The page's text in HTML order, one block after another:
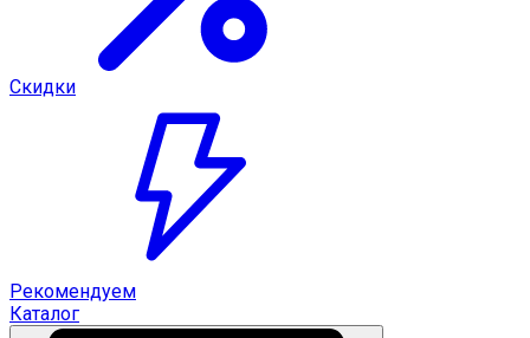
Скидки
Рекомендуем
Каталог